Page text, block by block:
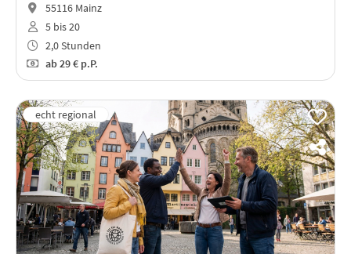
55116 Mainz
5 bis 20
2,0 Stunden
ab29 € p.P.